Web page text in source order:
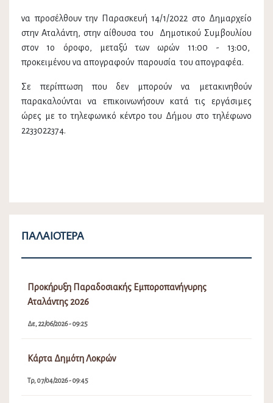
να προσέλθουν την Παρασκευή 14/1/2022 στο Δημαρχείο
στην Αταλάντη, στην αίθουσα του Δημοτικού Συμβουλίου
στον 1ο όροφο, μεταξύ των ωρών 11:00 - 13:00,
προκειμένου να απογραφούν παρουσία του απογραφέα.
Σε περίπτωση που δεν μπορούν να μετακινηθούν
παρακαλούνται να επικοινωνήσουν κατά τις εργάσιμες
ώρες με το τηλεφωνικό κέντρο του Δήμου στο τηλέφωνο
2233022374.
ΠΑΛΑΙΌΤΕΡΑ
Προκήρυξη Παραδοσιακής Εμποροπανήγυρης
Αταλάντης 2026
Δε, 22/06/2026 - 09:25
Κάρτα Δημότη Λοκρών
Τρ, 07/04/2026 - 09:45